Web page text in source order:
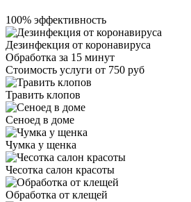
100% эффективность
Дезинфекция от коронавируса
Обработка за 15 минут
Стоимость услуги от 750 руб
Травить клопов
Сеноед в доме
Чумка у щенка
Чесотка салон красоты
Обработка от клещей